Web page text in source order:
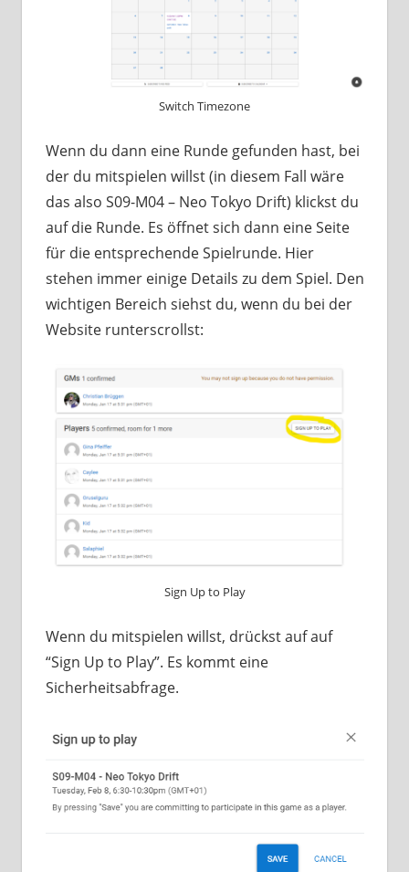
Switch Timezone
Wenn du dann eine Runde gefunden hast, bei
der du mitspielen willst (in diesem Fall wäre
das also S09-M04 – Neo Tokyo Drift) klickst du
auf die Runde. Es öffnet sich dann eine Seite
für die entsprechende Spielrunde. Hier
stehen immer einige Details zu dem Spiel. Den
wichtigen Bereich siehst du, wenn du bei der
Website runterscrollst:
Sign Up to Play
Wenn du mitspielen willst, drückst auf auf
“Sign Up to Play”. Es kommt eine
Sicherheitsabfrage.